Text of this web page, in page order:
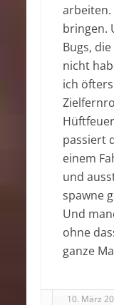
arbeiten.
bringen.
Bugs,
nicht
ich
passiert
einem
und
spawne
Und
ohne
ganze
10. März